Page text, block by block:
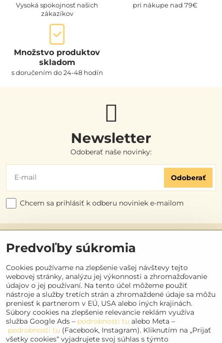
Vysoká spokojnosť našich
zákazíkov
pri nákupe nad 79€
Množstvo produktov
skladom
s doručením do 24-48 hodín
Newsletter
Odoberať naše novinky:
Odoberať
Chcem sa prihlásiť k odberu noviniek e-mailom
Užitočné odkazy
Objednávky
Kontakt
Sociálne siete
Facebook
Predvoľby súkromia
Cookies používame na zlepšenie vašej návštevy tejto
webovej stránky, analýzu jej výkonnosti a zhromažďovanie
údajov o jej používaní. Na tento účel môžeme použiť
nástroje a služby tretích strán a zhromaždené údaje sa môžu
preniesť k partnerom v EÚ, USA alebo iných krajinách.
Súbory cookies na zlepšenie relevancie reklám využíva
služba Google Ads – podrobnosti tu alebo Meta –
podrobnosti tu (Facebook, Instagram). Kliknutím na „Prijať
všetky cookies“ vyjadrujete svoj súhlas s týmto